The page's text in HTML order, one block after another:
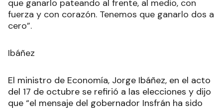
que ganarlo pateando al frente, al medio, con
fuerza y con corazón. Tenemos que ganarlo dos a
cero”.
Ibáñez
El ministro de Economía, Jorge Ibáñez, en el acto
del 17 de octubre se refirió a las elecciones y dijo
que “el mensaje del gobernador Insfrán ha sido